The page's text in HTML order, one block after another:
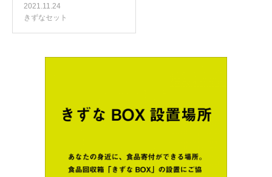
2021.11.24
きずなセット